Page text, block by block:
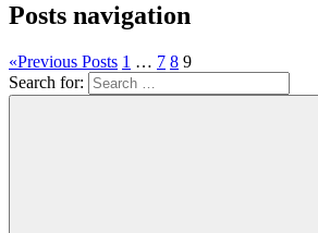
Posts navigation
«Previous Posts 1 … 7 8 9
Search for: